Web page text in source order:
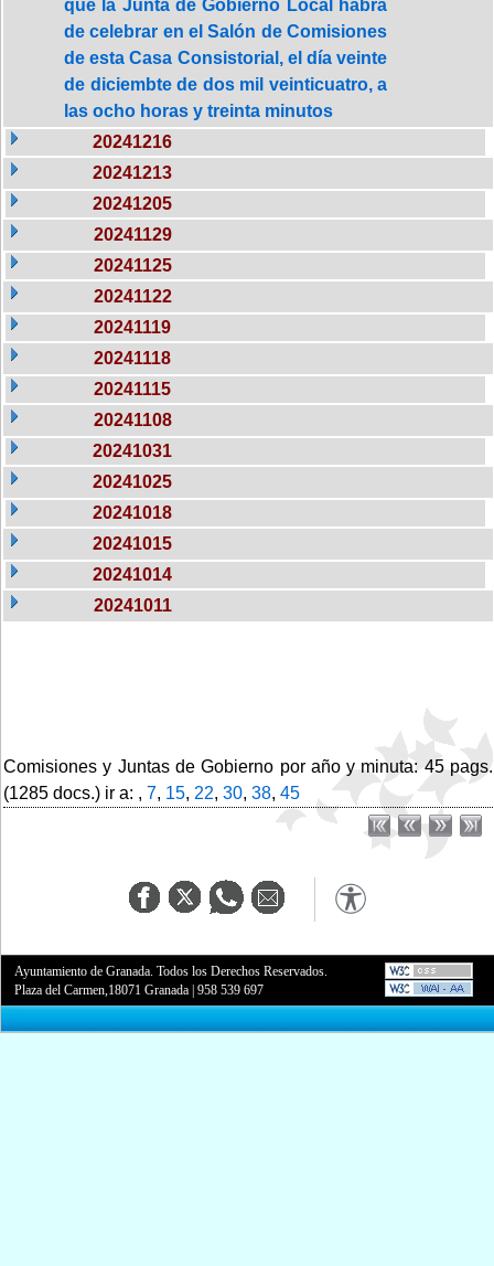
que la Junta de Gobierno Local habrá
de celebrar en el Salón de Comisiones
de esta Casa Consistorial, el día veinte
de diciembte de dos mil veinticuatro, a
las ocho horas y treinta minutos
20241216
20241213
20241205
20241129
20241125
20241122
20241119
20241118
20241115
20241108
20241031
20241025
20241018
20241015
20241014
20241011
Comisiones y Juntas de Gobierno por año y minuta: 45 pags.
(1285 docs.) ir a: , 7, 15, 22, 30, 38, 45
Ayuntamiento de Granada. Todos los Derechos Reservados.
Plaza del Carmen,18071 Granada |958 539 697